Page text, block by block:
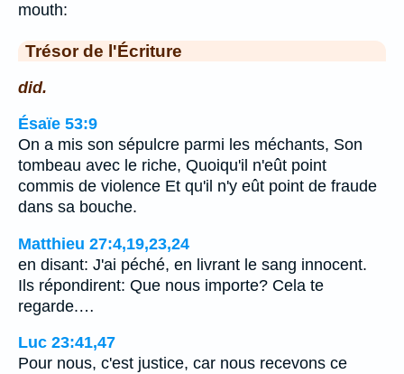
mouth:
Trésor de l'Écriture
did.
Ésaïe 53:9
On a mis son sépulcre parmi les méchants, Son
tombeau avec le riche, Quoiqu'il n'eût point
commis de violence Et qu'il n'y eût point de fraude
dans sa bouche.
Matthieu 27:4,19,23,24
en disant: J'ai péché, en livrant le sang innocent.
Ils répondirent: Que nous importe? Cela te
regarde.…
Luc 23:41,47
Pour nous, c'est justice, car nous recevons ce